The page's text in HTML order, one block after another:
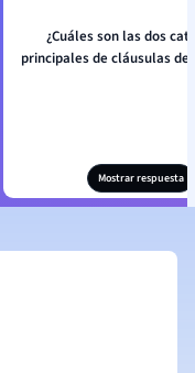
¿Cuáles son las dos
principales de cláusulas de
Mostrar respuesta